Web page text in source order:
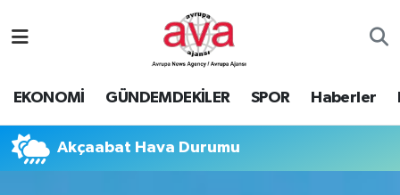
EKONOMİ GÜNDEMDEKİLER SPOR Haberler
Akçaabat Hava Durumu
Nöbetçi Eczaneler
Namaz Vakitleri